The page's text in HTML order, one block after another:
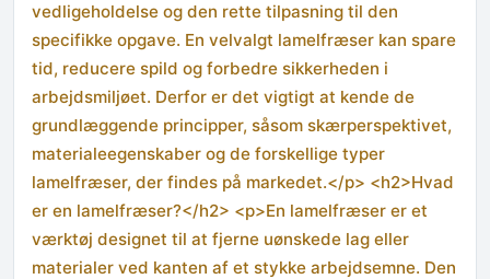
vedligeholdelse og den rette tilpasning til den
specifikke opgave. En velvalgt lamelfræser kan spare
tid, reducere spild og forbedre sikkerheden i
arbejdsmiljøet. Derfor er det vigtigt at kende de
grundlæggende principper, såsom skærperspektivet,
materialeegenskaber og de forskellige typer
lamelfræser, der findes på markedet.</p> <h2>Hvad
er en lamelfræser?</h2> <p>En lamelfræser er et
værktøj designet til at fjerne uønskede lag eller
materialer ved kanten af et stykke arbejdsemne. Den